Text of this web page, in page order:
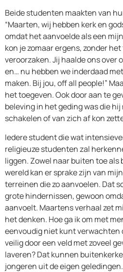
Beide studenten maakten van
“Maarten, wij hebben kerk en
omdat het aanvoelde als een
kon je zomaar ergens, zonder
veroorzaken. Jij haalde ons over
en… nu hebben we inderdaad
maken. Bij jou, off all people!”
het toegeven. Ook door aan te
beleving in het geding was die
schakelen of van zich af kon
Iedere student die wat
religieuze studenten zal
liggen. Zowel naar buiten toe als
wereld kan er sprake zijn van
terreinen die zo aanvoelen. Dat
grote hindernissen, gewoon
aanvoelt. Maartens verhaal zet
het denken. Hoe ga ik om met
eenvoudig niet kunt verwachten
veilig door een veld met zoveel
laveren? Dat kunnen
jongeren uit de eigen geledingen.